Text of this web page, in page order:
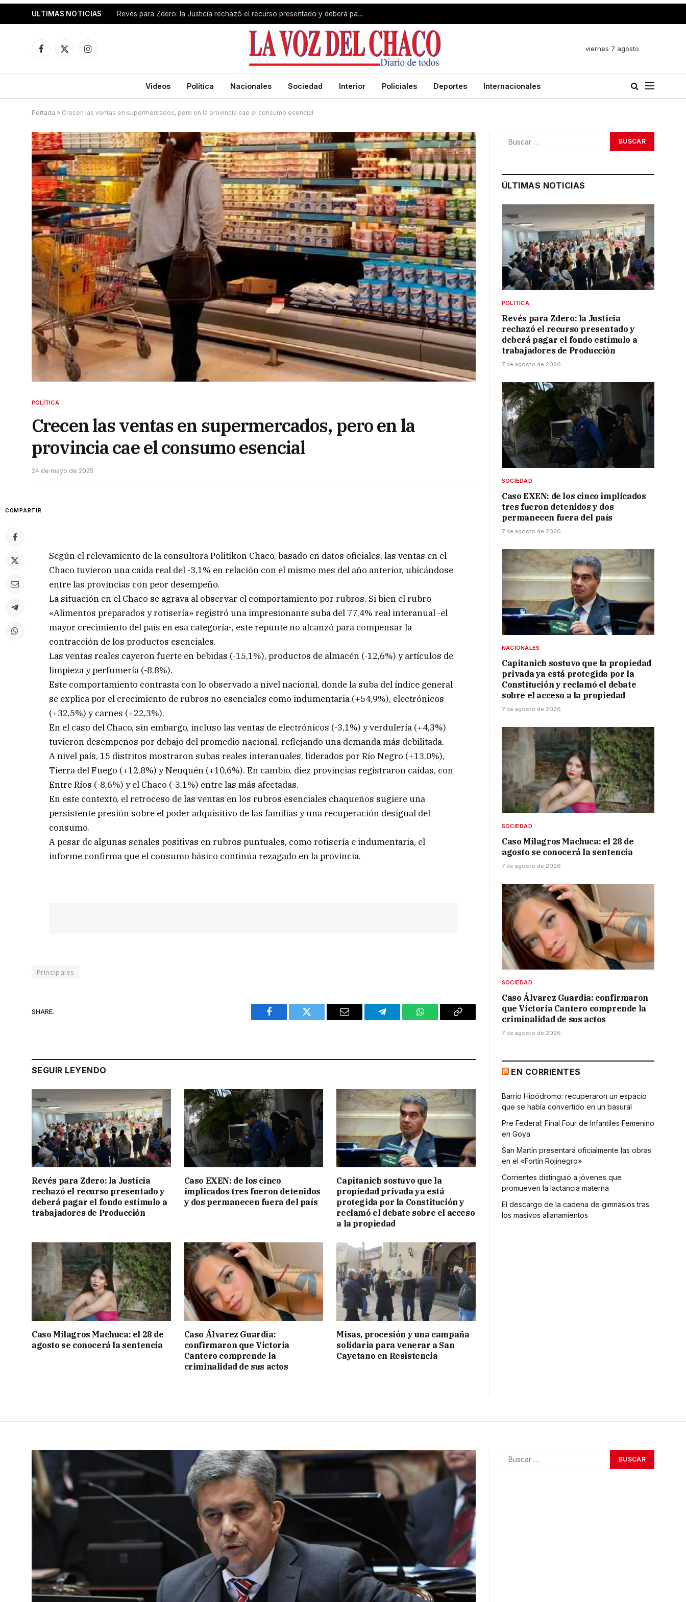
ULTIMAS NOTICIAS Revés para Zdero: la Justicia rechazó el recurso presentado y deberá pagar el fondo estímulo a trabajadores de Producción
Facebook
X
Instagram
viernes 7 agosto
Videos Política Nacionales Sociedad Interior Policiales Deportes Internacionales
Portada » Crecen las ventas en supermercados, pero en la provincia cae el consumo esencial
POLÍTICA
Crecen las ventas en supermercados, pero en la
provincia cae el consumo esencial
24 de mayo de 2025
COMPARTIR
Según el relevamiento de la consultora Politikon Chaco, basado en datos oficiales, las ventas en el
Chaco tuvieron una caída real del -3,1% en relación con el mismo mes del año anterior, ubicándose
entre las provincias con peor desempeño.
La situación en el Chaco se agrava al observar el comportamiento por rubros. Si bien el rubro
«Alimentos preparados y rotisería» registró una impresionante suba del 77,4% real interanual -el
mayor crecimiento del país en esa categoría-, este repunte no alcanzó para compensar la
contracción de los productos esenciales.
Las ventas reales cayeron fuerte en bebidas (-15,1%), productos de almacén (-12,6%) y artículos de
limpieza y perfumería (-8,8%).
Este comportamiento contrasta con lo observado a nivel nacional, donde la suba del índice general
se explica por el crecimiento de rubros no esenciales como indumentaria (+54,9%), electrónicos
(+32,5%) y carnes (+22,3%).
En el caso del Chaco, sin embargo, incluso las ventas de electrónicos (-3,1%) y verdulería (+4,3%)
tuvieron desempeños por debajo del promedio nacional, reflejando una demanda más debilitada.
A nivel país, 15 distritos mostraron subas reales interanuales, liderados por Río Negro (+13,0%),
Tierra del Fuego (+12,8%) y Neuquén (+10,6%). En cambio, diez provincias registraron caídas, con
Entre Ríos (-8,6%) y el Chaco (-3,1%) entre las más afectadas.
En este contexto, el retroceso de las ventas en los rubros esenciales chaqueños sugiere una
persistente presión sobre el poder adquisitivo de las familias y una recuperación desigual del
consumo.
A pesar de algunas señales positivas en rubros puntuales, como rotisería e indumentaria, el
informe confirma que el consumo básico continúa rezagado en la provincia.
Principales
SHARE.
Facebook Twitter Email Telegram WhatsAppCopy
SEGUIR LEYENDO
Revés para Zdero: la Justicia
rechazó el recurso presentado y
deberá pagar el fondo estímulo a
trabajadores de Producción
Caso EXEN: de los cinco
implicados tres fueron detenidos
y dos permanecen fuera del país
Capitanich sostuvo que la
propiedad privada ya está
protegida por la Constitución y
reclamó el debate sobre el acceso
a la propiedad
Caso Milagros Machuca: el 28 de
agosto se conocerá la sentencia
Caso Álvarez Guardia:
confirmaron que Victoria
Cantero comprende la
criminalidad de sus actos
Misas, procesión y una campaña
solidaria para venerar a San
Cayetano en Resistencia
ÚLTIMAS NOTICIAS
POLÍTICA
Revés para Zdero: la Justicia
rechazó el recurso presentado y
deberá pagar el fondo estímulo a
trabajadores de Producción
7 de agosto de 2026
SOCIEDAD
Caso EXEN: de los cinco implicados
tres fueron detenidos y dos
permanecen fuera del país
7 de agosto de 2026
NACIONALES
Capitanich sostuvo que la propiedad
privada ya está protegida por la
Constitución y reclamó el debate
sobre el acceso a la propiedad
7 de agosto de 2026
SOCIEDAD
Caso Milagros Machuca: el 28 de
agosto se conocerá la sentencia
7 de agosto de 2026
SOCIEDAD
Caso Álvarez Guardia: confirmaron
que Victoria Cantero comprende la
criminalidad de sus actos
7 de agosto de 2026
EN CORRIENTES
Barrio Hipódromo: recuperaron un espacio
que se había convertido en un basural
Pre Federal: Final Four de Infantiles Femenino
en Goya
San Martín presentará oficialmente las obras
en el «Fortín Rojinegro»
Corrientes distinguió a jóvenes que
promueven la lactancia materna
El descargo de la cadena de gimnasios tras
los masivos allanamientos